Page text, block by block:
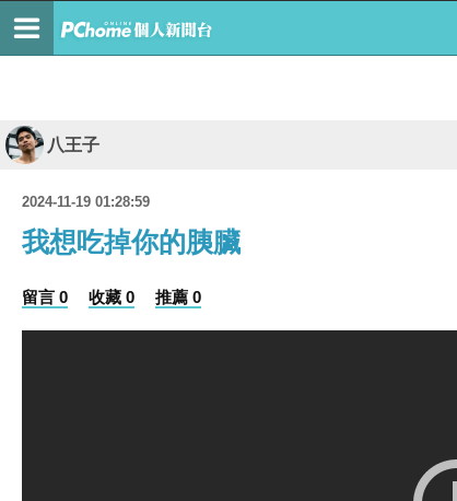
八王子
2024-11-19 01:28:59
我想吃掉你的胰臟
留言 0 收藏 0 推薦 0